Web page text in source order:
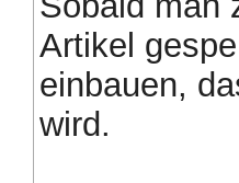
Artikel
einbauen,
wird.